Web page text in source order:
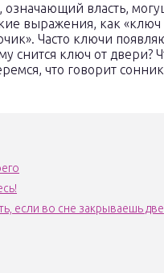
власть,
выражения, как
Часто ключи
снится ключ от двери?
что говорит
если во сне закрываешь